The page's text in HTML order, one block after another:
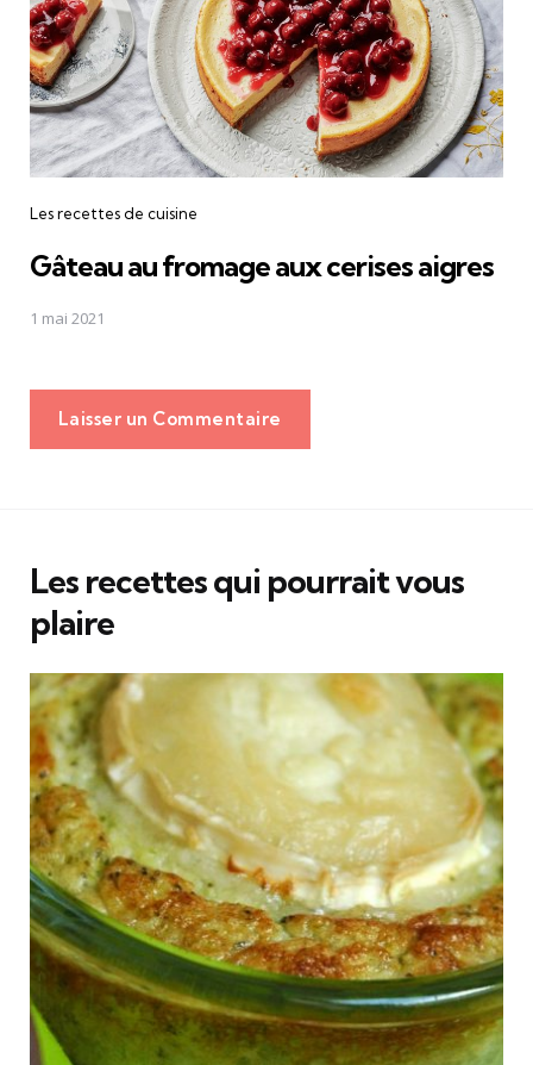
Les recettes de cuisine
Gâteau au fromage aux cerises aigres
1 mai 2021
Laisser un Commentaire
Les recettes qui pourrait vous
plaire